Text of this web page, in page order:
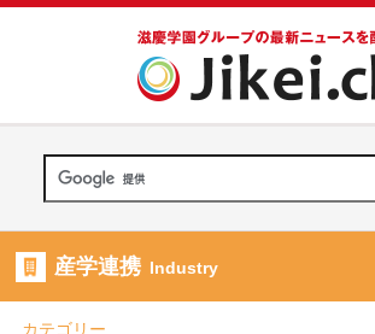
産学連携 Industry
カテゴリー